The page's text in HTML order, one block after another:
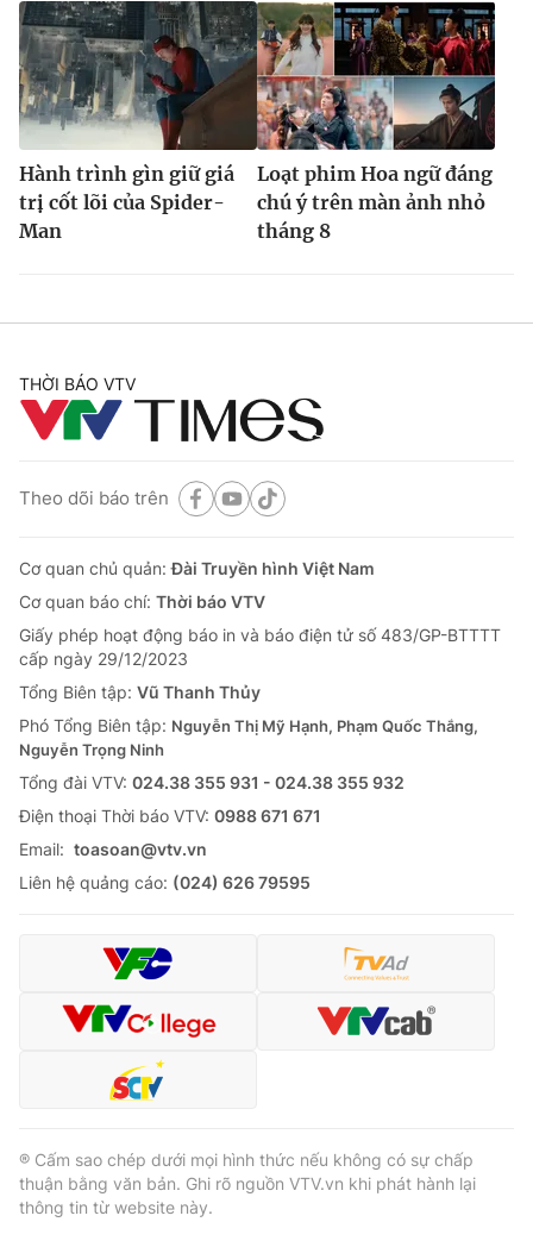
Hành trình gìn giữ giá
trị cốt lõi của Spider-
Man
Loạt phim Hoa ngữ đáng
chú ý trên màn ảnh nhỏ
tháng 8
THỜI BÁO VTV
Theo dõi báo trên
Cơ quan chủ quản:Đài Truyền hình Việt Nam
Cơ quan báo chí: Thời báo VTV
Giấy phép hoạt động báo in và báo điện tử số 483/GP-BTTTT
cấp ngày 29/12/2023
Tổng Biên tập: Vũ Thanh Thủy
Phó Tổng Biên tập: Nguyễn Thị Mỹ Hạnh, Phạm Quốc Thắng,
Nguyễn Trọng Ninh
Tổng đài VTV: 024.38 355 931 - 024.38 355 932
Ðiện thoại Thời báo VTV: 0988 671 671
Email: toasoan@vtv.vn
Liên hệ quảng cáo: (024) 626 79595
® Cấm sao chép dưới mọi hình thức nếu không có sự chấp
thuận bằng văn bản. Ghi rõ nguồn VTV.vn khi phát hành lại
thông tin từ website này.